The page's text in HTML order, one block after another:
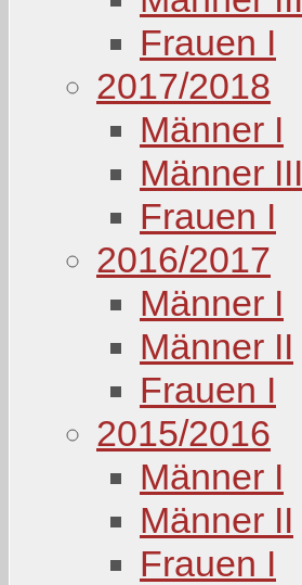
Frauen I
2017/2018
Männer I
Männer III
Frauen I
2016/2017
Männer I
Männer II
Frauen I
2015/2016
Männer I
Männer II
Frauen I